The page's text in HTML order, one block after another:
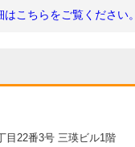
こちらをご覧ください。
目22番3号 三瑛ビル1階